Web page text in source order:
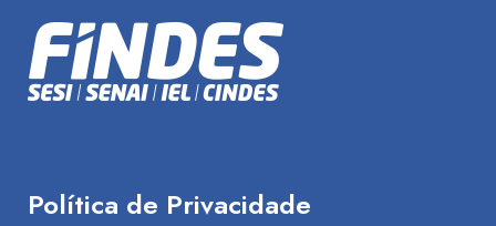
Política de Privacidade